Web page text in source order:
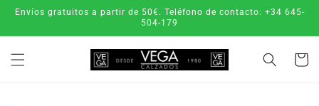
directamente
Envíos gratuitos a partir de 50€. Teléfono de contacto: +34 645-
504-179
Carrito